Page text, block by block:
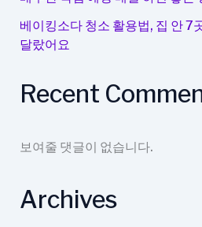
베이킹소다 청소 활용법, 집 안 7
달랐어요
Recent
보여줄 댓글이 없습니다.
Archives